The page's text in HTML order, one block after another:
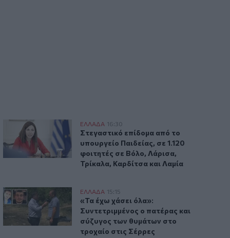
διακοπών
να περιέχει ένα φαρμακείο διακοπών
Στεγαστικό επίδομα από το υπουργείο Παιδείας, σε
ΕΛΛAΔΑ 16:30
Στεγαστικό επίδομα από το
Στεγαστικό επίδομα από το
υπουργείο Παιδείας, σε 1.120
φοιτητές σε Βόλο, Λάρισα,
Τρίκαλα, Καρδίτσα και Λαμία
και τεχνολογία
«Τα έχω χάσει όλα»: Συντετριμμένος ο πατέρας και
ΕΛΛAΔΑ 15:15
«Τα έχω χάσει όλα»: Συντετριμμένος
«Τα έχω χάσει όλα»:
Συντετριμμένος ο πατέρας και
σύζυγος των θυμάτων στο
τροχαίο στις Σέρρες